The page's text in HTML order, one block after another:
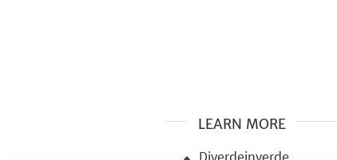
LEARN MORE
Diverdeinverde